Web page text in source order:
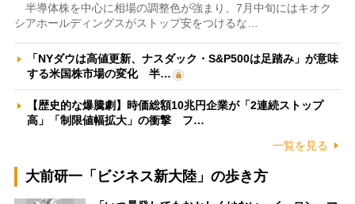
半導体株を中心に相場の調整色が強まり、7月中旬にはキオク
シアホールディングスがストップ安をつけるな…
「NYダウは高値更新、ナスダック・S&P500は足踏み」が意味
する米国株市場の変化 半…
【歴史的な爆騰劇】時価総額10兆円企業が「2連続ストップ
高」「制限値幅拡大」の衝撃 フ…
一覧を見る
大前研一「ビジネス新大陸」の歩き方